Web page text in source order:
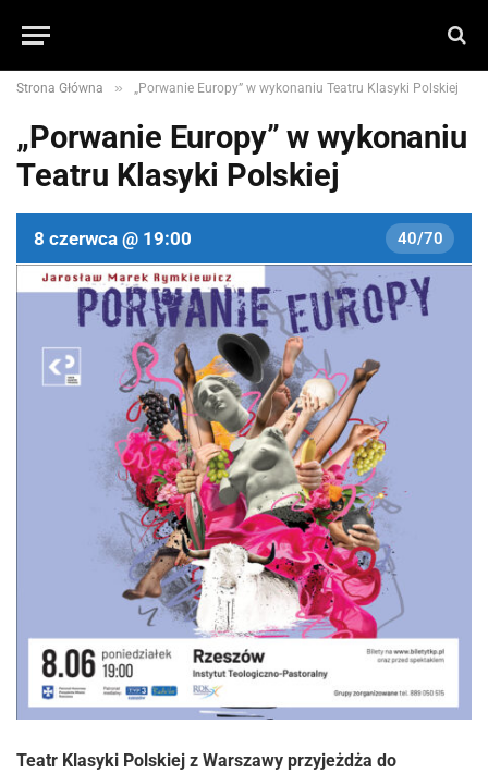
Strona Główna » „Porwanie Europy” w wykonaniu Teatru Klasyki Polskiej
„Porwanie Europy” w wykonaniu
Teatru Klasyki Polskiej
8 czerwca @ 19:00 40/70
Teatr Klasyki Polskiej z Warszawy przyjeżdża do